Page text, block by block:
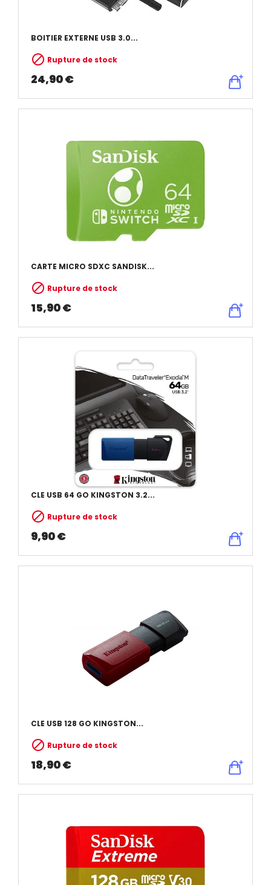
BOITIER EXTERNE USB 3.0...
 Rupture de stock
24,90 €
CARTE MICRO SDXC SANDISK...
 Rupture de stock
15,90 €
CLE USB 64 GO KINGSTON 3.2...
 Rupture de stock
9,90 €
CLE USB 128 GO KINGSTON...
 Rupture de stock
18,90 €